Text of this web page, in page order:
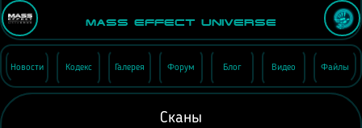
Mass Effect Universe
Новости Кодекс Галерея Форум Блог Видео Файлы
Сканы